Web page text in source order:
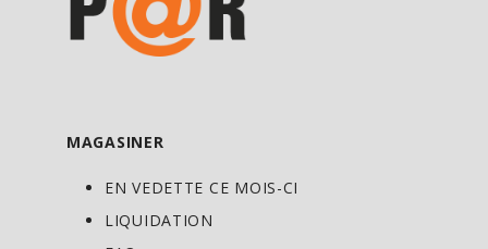
MAGASINER
EN VEDETTE CE MOIS-CI
LIQUIDATION